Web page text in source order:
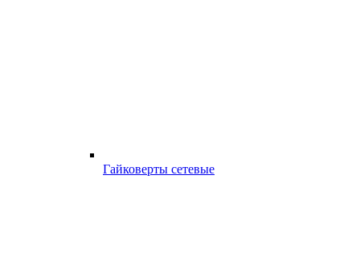
Гайковерты сетевые